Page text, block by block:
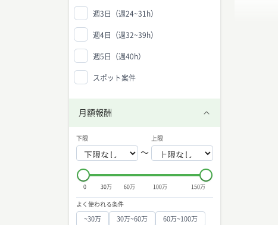
週3日（週24~31h）
週4日（週32~39h）
週5日（週40h）
スポット案件
月額報酬
下限
〜
上限
0 30万 60万 100万 150万
よく使われる条件
~30万 30万~60万 60万~100万